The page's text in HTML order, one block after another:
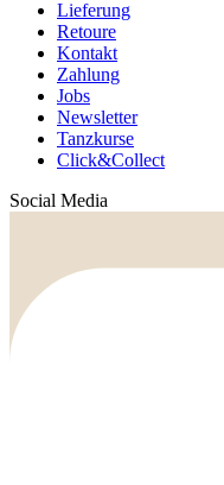
Lieferung
Retoure
Kontakt
Zahlung
Jobs
Newsletter
Tanzkurse
Click&Collect
Social Media